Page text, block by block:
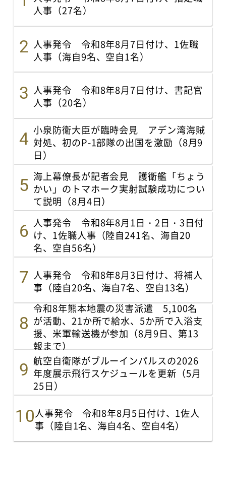
人事（27名）
人事発令 令和8年8月7日付け、1佐職
人事（海自9名、空自1名）
人事発令 令和8年8月7日付け、書記官
人事（20名）
小泉防衛大臣が臨時会見 アデン湾海賊
対処、初のP-1部隊の出国を激励（8月9
日）
海上幕僚長が記者会見 護衛艦「ちょう
かい」のトマホーク実射試験成功につい
て説明（8月4日）
人事発令 令和8年8月1日・2日・3日付
け、1佐職人事（陸自241名、海自20
名、空自56名）
人事発令 令和8年8月3日付け、将補人
事（陸自20名、海自7名、空自13名）
令和8年熊本地震の災害派遣 5,100名
が活動、21か所で給水、5か所で入浴支
援、米軍輸送機が参加（8月9日、第13
報まで）
航空自衛隊がブルーインパルスの2026
年度展示飛行スケジュールを更新（5月
25日）
人事発令 令和8年8月5日付け、1佐人
事（陸自1名、海自4名、空自4名）